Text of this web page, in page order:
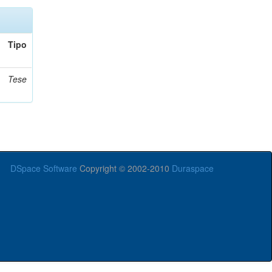
Tipo
Tese
DSpace Software Copyright © 2002-2010 Duraspace